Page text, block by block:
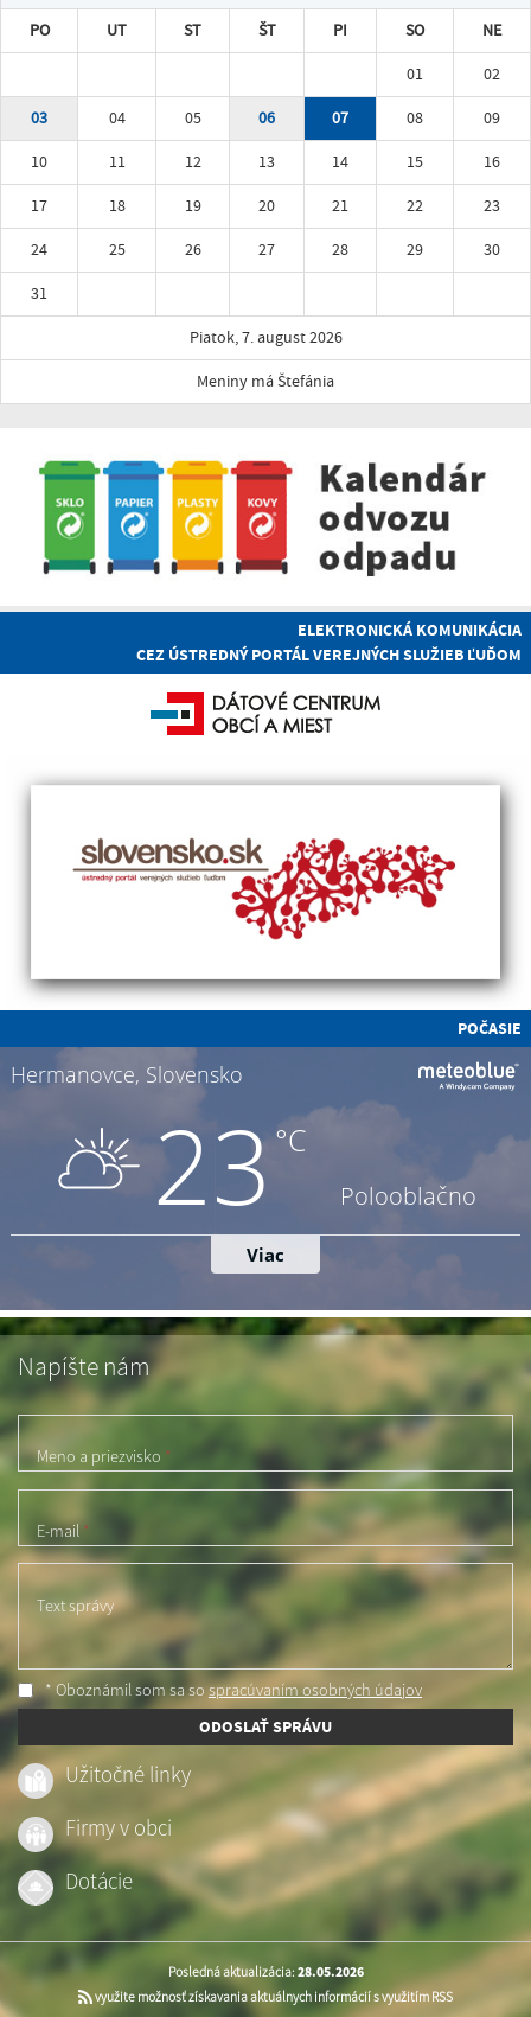
PO UT ST ŠT PI SO
NE
01
02
03
04 05 06 07 08
09
10
11 12 13 14 15
16
17
18 19 20 21 22
23
24
25 26 27 28 29
30
31
Piatok, 7. august 2026
Meniny má Štefánia
ELEKTRONICKÁ KOMUNIKÁCIA
CEZ ÚSTREDNÝ PORTÁL VEREJNÝCH SLUŽIEB ĽUĎOM
POČASIE
Napíšte nám
Meno a priezvisko *
E-mail *
Text správy
* Oboznámil som sa sospracúvaním osobných údajov
ODOSLAŤ SPRÁVU
Užitočné linky
Firmy v obci
Dotácie
Posledná aktualizácia: 28.05.2026
využite možnosť získavania aktuálnych informácií s využitím RSS